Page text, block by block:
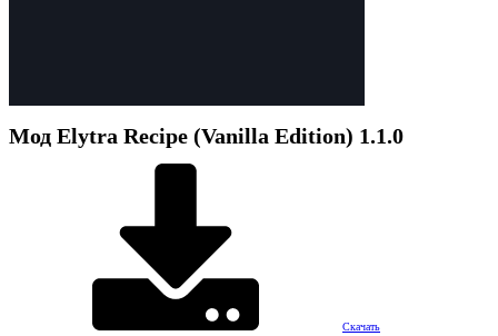
Мод Elytra Recipe (Vanilla Edition) 1.1.0
Скачать